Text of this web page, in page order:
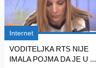
Internet
VODITELJKA RTS NIJE
IMALA POJMA DA JE U ...